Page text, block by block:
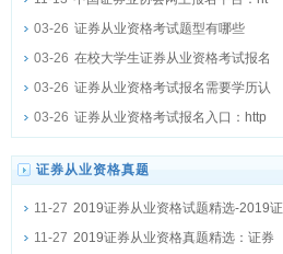
03-26 证券从业资格考试题型有哪些
03-26 在校大学生证券从业资格考试报名
03-26 证券从业资格考试报名需要学历认
03-26 证券从业资格考试报名入口：http
证券从业资格真题
11-27 2019证券从业资格试题精选-2019证
11-27 2019证券从业资格真题精选：证券